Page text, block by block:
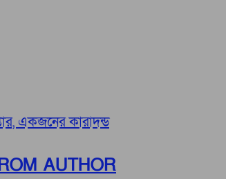
একজনের কারাদন্ড
AUTHOR